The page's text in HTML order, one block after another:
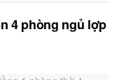
4 phòng ngủ lợp